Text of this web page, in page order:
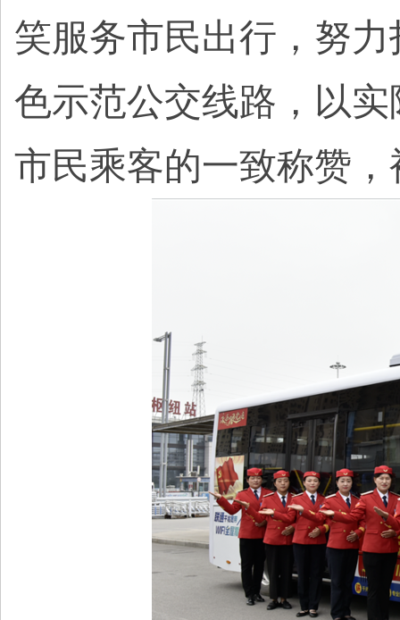
笑服务市民出行，努
色示范公交线路，以
市民乘客的一致称赞